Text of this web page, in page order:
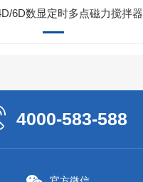
6D数显定时多点磁力搅拌器
4000-583-588